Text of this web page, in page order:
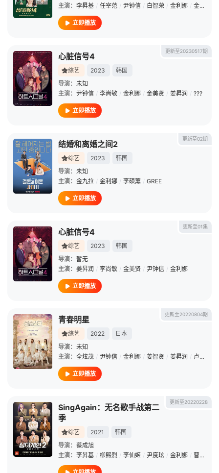
主演： 李昇基 / 任宰范 / 尹钟信 / 白智荣 / 金利娜 / 金泰妍
立即播放
更新至20230517期
心脏信号4
综艺 2023
韩国
导演： 未知
主演： 尹钟信 / 李尚敏 / 金利娜 / 金美贤 / 姜昇润 / ???
立即播放
更新至02期
结婚和离婚之间2
综艺 2023
韩国
导演： 未知
主演： 金九拉 / 金利娜 / 李硕薰 / GREE
立即播放
更新至01集
心脏信号4
综艺 2023
韩国
导演： 暂无
主演： 姜昇润 / 李尚敏 / 金美贤 / 尹钟信 / 金利娜
立即播放
更新至20220804期
青春明星
综艺 2022
日本
导演： 未知
主演： 全炫茂 / 尹钟信 / 金利娜 / 姜智贤 / 姜昇润 / 卢智慧
立即播放
更新至20220228
SingAgain：无名歌手战第二
季
综艺 2021
韩国
导演： 蔡成旭
主演： 李昇基 / 柳熙烈 / 李仙姬 / 尹度玹 / 金利娜 / 曹圭贤